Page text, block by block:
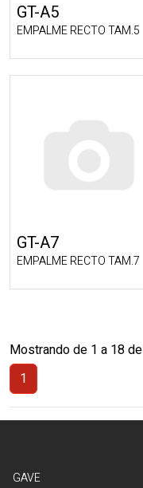
GT-A5
EMPALME RECTO TAM.5
GT-A7
EMPALME RECTO TAM.7
Mostrando de 1 a 18
1
(Actual)
GAVE